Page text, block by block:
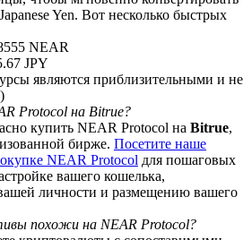
to Share 25000 USDT prize pool!
& Win
prize pool
Yen. Вот несколько быстрых
NEAR
JPY
являются приблизительными и не
Protocol на Bitrue?
купить NEAR Protocol на Bitrue,
бирже. Посетите наше
NEAR Protocol для пошаговых
вашего кошелька,
личности и размещению вашего
похожи на NEAR Protocol?